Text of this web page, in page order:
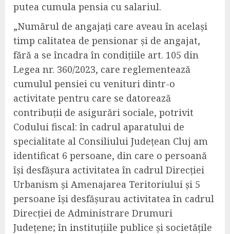
putea cumula pensia cu salariul.
„Numărul de angajați care aveau în același
timp calitatea de pensionar și de angajat,
fără a se încadra în condițiile art. 105 din
Legea nr. 360/2023, care reglementează
cumulul pensiei cu venituri dintr-o
activitate pentru care se datorează
contribuţii de asigurări sociale, potrivit
Codului fiscal: în cadrul aparatului de
specialitate al Consiliului Județean Cluj am
identificat 6 persoane, din care o persoană
își desfășura activitatea în cadrul Direcției
Urbanism și Amenajarea Teritoriului și 5
persoane își desfășurau activitatea în cadrul
Direcției de Administrare Drumuri
Județene; în instituțiile publice și societățile